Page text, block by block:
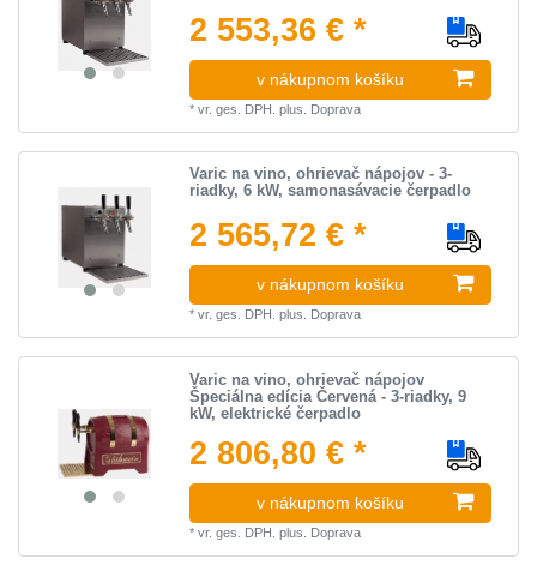
2 553,36 € *
v nákupnom košíku
*vr. ges. DPH. plus. Doprava
Varic na vino, ohrievač nápojov - 3-
riadky, 6 kW, samonasávacie čerpadlo
2 565,72 € *
v nákupnom košíku
*vr. ges. DPH. plus. Doprava
Varic na vino, ohrievač nápojov
Špeciálna edícia Červená - 3-riadky, 9
kW, elektrické čerpadlo
2 806,80 € *
v nákupnom košíku
*vr. ges. DPH. plus. Doprava